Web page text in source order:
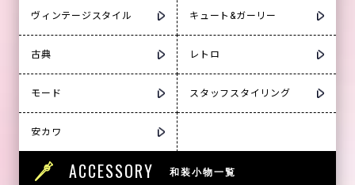
ヴィンテージスタイル キュート&ガーリー
古典 レトロ
モード スタッフスタイリング
安カワ
ACCESSORY 和装小物一覧